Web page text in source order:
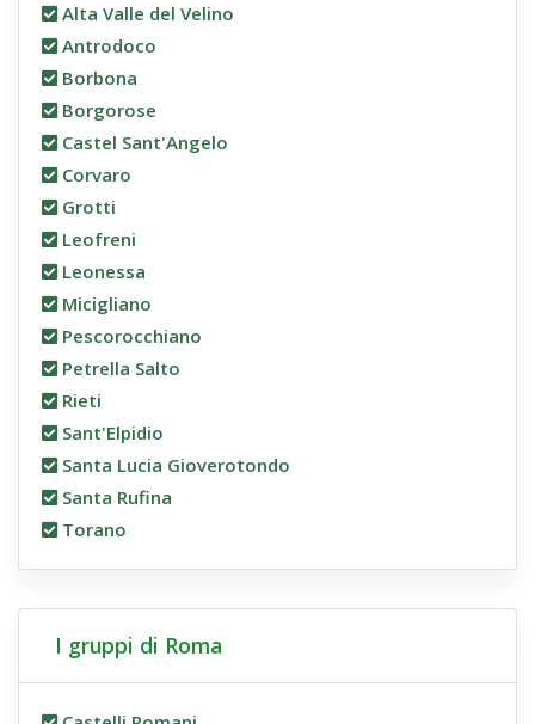
Alta Valle del Velino
Antrodoco
Borbona
Borgorose
Castel Sant'Angelo
Corvaro
Grotti
Leofreni
Leonessa
Micigliano
Pescorocchiano
Petrella Salto
Rieti
Sant'Elpidio
Santa Lucia Gioverotondo
Santa Rufina
Torano
I gruppi di Roma